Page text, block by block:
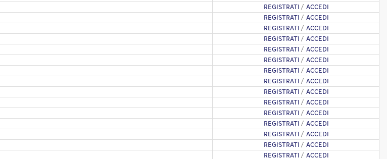
REGISTRATI / ACCEDI
REGISTRATI / ACCEDI
REGISTRATI / ACCEDI
REGISTRATI / ACCEDI
REGISTRATI / ACCEDI
REGISTRATI / ACCEDI
REGISTRATI / ACCEDI
REGISTRATI / ACCEDI
REGISTRATI / ACCEDI
REGISTRATI / ACCEDI
REGISTRATI / ACCEDI
REGISTRATI / ACCEDI
REGISTRATI / ACCEDI
REGISTRATI / ACCEDI
REGISTRATI / ACCEDI